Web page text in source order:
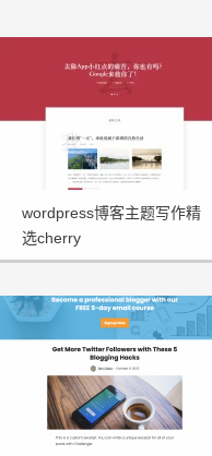
wordpress博客主题写作精
选cherry